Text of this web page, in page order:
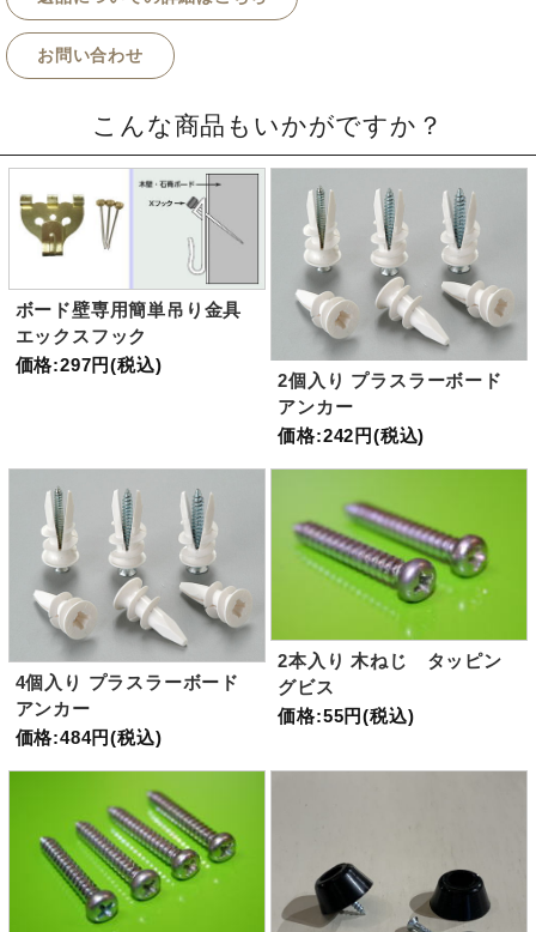
お問い合わせ
こんな商品もいかがですか？
ボード壁専用簡単吊り金具
エックスフック
価格:297円(税込)
2個入り プラスラーボード
アンカー
価格:242円(税込)
4個入り プラスラーボード
アンカー
価格:484円(税込)
2本入り 木ねじ タッピン
グビス
価格:55円(税込)